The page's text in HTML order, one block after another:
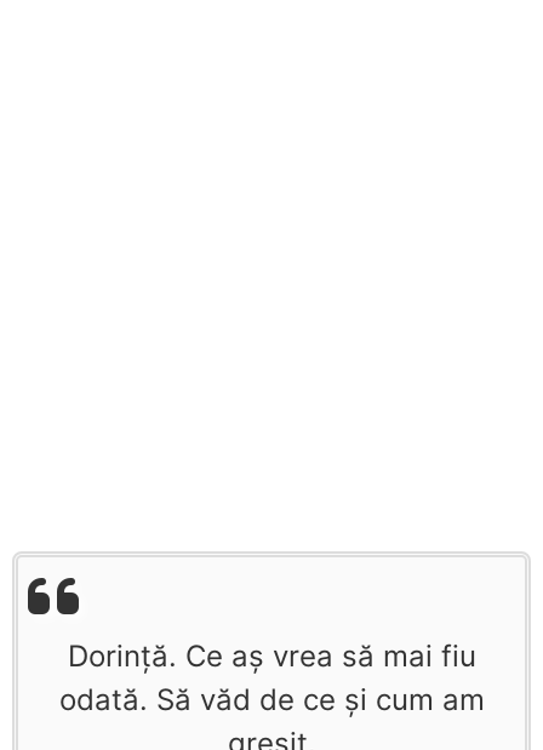
Dorinţă. Ce aş vrea să mai fiu
odată. Să văd de ce şi cum am